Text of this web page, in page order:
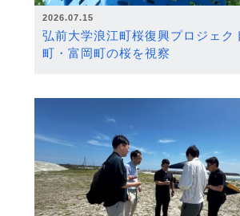
2026.07.15
弘前大学浪江町桜復興プロジェ
町・富岡町の桜を視察